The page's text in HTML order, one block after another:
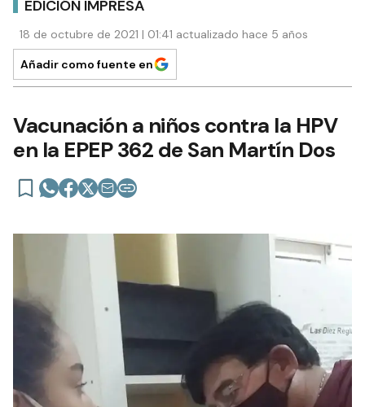
EDICIÓN IMPRESA
18 de octubre de 2021 | 01:41 actualizado hace 5 años
Añadir como fuente en
Vacunación a niños contra la HPV
en la EPEP 362 de San Martín Dos